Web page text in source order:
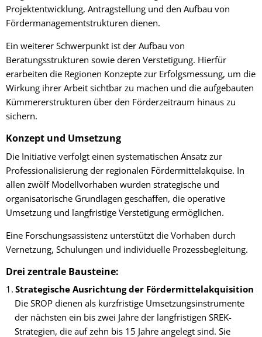
Projektentwicklung, Antragstellung und den Aufbau von
Fördermanagementstrukturen dienen.
Ein weiterer Schwerpunkt ist der Aufbau von
Beratungsstrukturen sowie deren Verstetigung. Hierfür
erarbeiten die Regionen Konzepte zur Erfolgsmessung, um die
Wirkung ihrer Arbeit sichtbar zu machen und die aufgebauten
Kümmererstrukturen über den Förderzeitraum hinaus zu
sichern.
Konzept und Umsetzung
Die Initiative verfolgt einen systematischen Ansatz zur
Professionalisierung der regionalen Fördermittelakquise. In
allen zwölf Modellvorhaben wurden strategische und
organisatorische Grundlagen geschaffen, die operative
Umsetzung und langfristige Verstetigung ermöglichen.
Eine Forschungsassistenz unterstützt die Vorhaben durch
Vernetzung, Schulungen und individuelle Prozessbegleitung.
Drei zentrale Bausteine:
Strategische Ausrichtung der Fördermittelakquisition
Die SROP dienen als kurzfristige Umsetzungsinstrumente
der nächsten ein bis zwei Jahre der langfristigen SREK-
Strategien, die auf zehn bis 15 Jahre angelegt sind. Sie